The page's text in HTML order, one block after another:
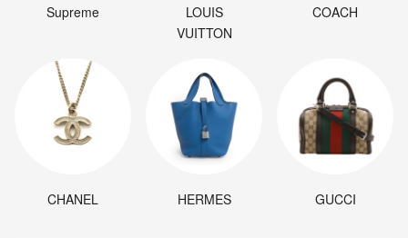
Supreme
LOUIS
VUITTON
COACH
CHANEL HERMES GUCCI